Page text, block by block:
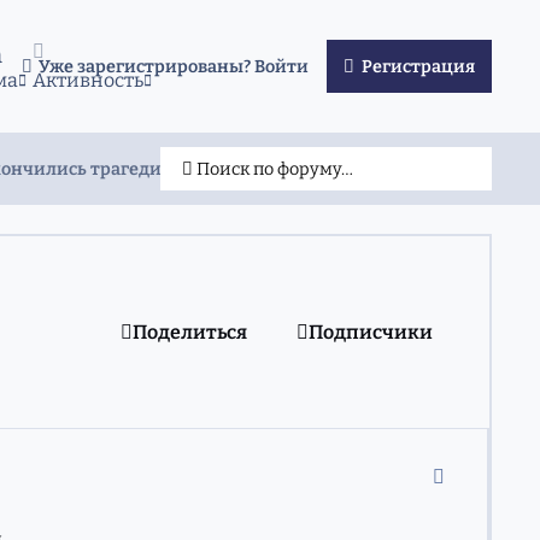
Активность
Уже зарегистрированы? Войти Регистрация
трагедией Поиск по форуму…
Поделиться Подписчики